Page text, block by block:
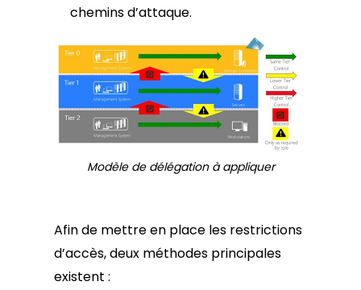
chemins d’attaque.
Modèle de délégation à appliquer
Afin de mettre en place les restrictions
d’accès, deux méthodes principales
existent :